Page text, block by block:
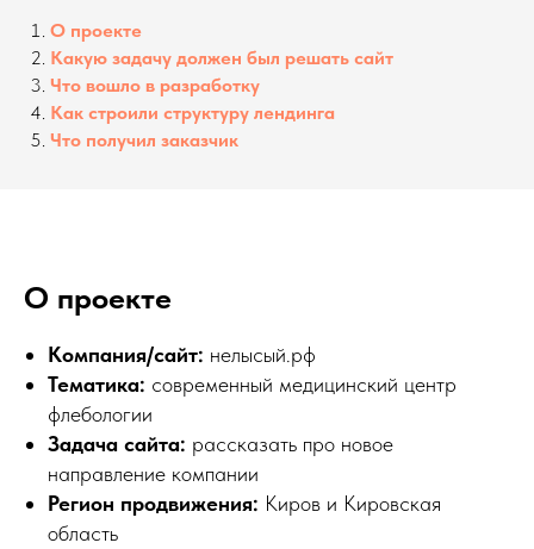
О проекте
Какую задачу должен был решать сайт
Что вошло в разработку
Как строили структуру лендинга
Что получил заказчик
О проекте
Компания/сайт: нелысый.рф
Тематика: современный медицинский центр
флебологии
Задача сайта: рассказать про новое
направление компании
Регион продвижения: Киров и Кировская
область